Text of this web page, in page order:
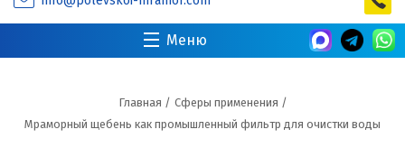
Меню
Главная / Сферы применения /
Мраморный щебень как промышленный фильтр для очистки воды